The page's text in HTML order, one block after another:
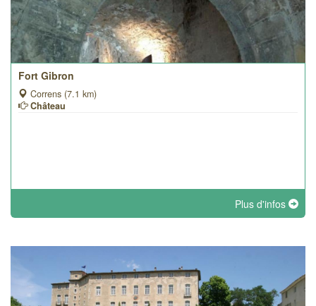
Fort Gibron
Correns (7.1 km)
Château
Plus d'infos